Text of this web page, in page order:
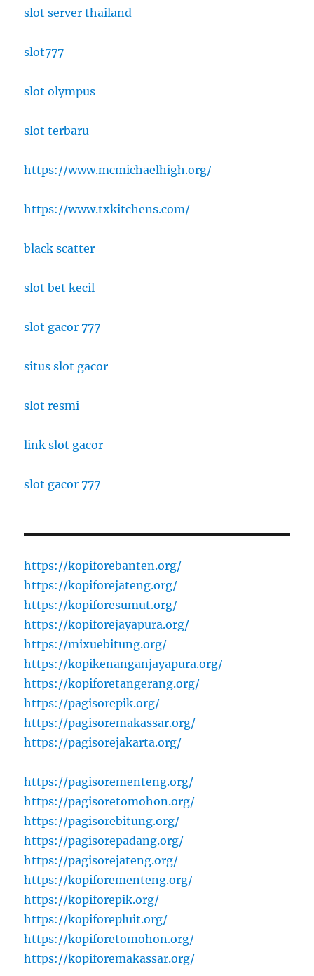
slot server thailand
slot777
slot olympus
slot terbaru
https://www.mcmichaelhigh.org/
https://www.txkitchens.com/
black scatter
slot bet kecil
slot gacor 777
situs slot gacor
slot resmi
link slot gacor
slot gacor 777
https://kopiforebanten.org/
https://kopiforejateng.org/
https://kopiforesumut.org/
https://kopiforejayapura.org/
https://mixuebitung.org/
https://kopikenanganjayapura.org/
https://kopiforetangerang.org/
https://pagisorepik.org/
https://pagisoremakassar.org/
https://pagisorejakarta.org/
https://pagisorementeng.org/
https://pagisoretomohon.org/
https://pagisorebitung.org/
https://pagisorepadang.org/
https://pagisorejateng.org/
https://kopiforementeng.org/
https://kopiforepik.org/
https://kopiforepluit.org/
https://kopiforetomohon.org/
https://kopiforemakassar.org/